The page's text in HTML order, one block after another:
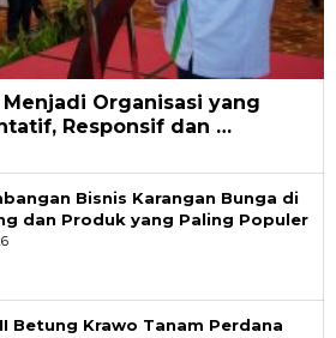
Organisasi yang
Responsif dan …
Bisnis Karangan Bunga di
dan Produk yang Paling Populer
Betung Krawo Tanam Perdana